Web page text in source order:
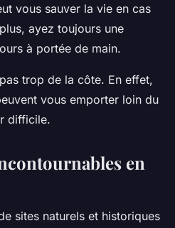
vous sauver la vie en cas
ayez toujours une
à portée de main.
trop de la côte. En effet,
vous emporter loin du
difficile.
en
sites naturels et historiques